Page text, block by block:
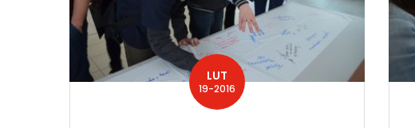
LUT
19-2016